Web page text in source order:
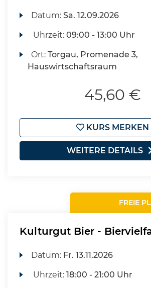
Datum:Sa. 12.09.2026
Uhrzeit:09:00 - 13:00 Uhr
Ort:Torgau, Promenade 3,
Hauswirtschaftsraum
45,60 €
KURS MERKEN
WEITERE DETAILS
FREIE
Kulturgut Bier -
Datum: Fr. 13.11.2026
Uhrzeit:18:00 - 21:00 Uhr